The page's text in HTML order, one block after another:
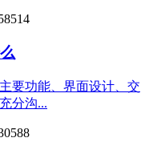
要功能、界面设计、交
分沟...